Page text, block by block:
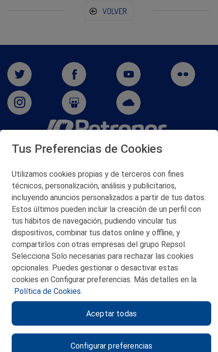
VOLVER
San Martín 5-Edificio Muñatones,
© 2026 Petronor S.A.
CONTACTO
MAPA WEB
POLITICA DE PRIVACIDAD
POLITICA DE COOKIES
CANAL DE ÉTICA
Tus Preferencias de Cookies
Utilizamos cookies propias y de terceros con fines
técnicos, personalización, análisis y publicitarios,
incluyendo anuncios personalizados a partir de tus datos.
Estos últimos pueden incluir la creación de un perfil con
tus hábitos de navegación, pudiendo vincular tus
dispositivos, combinar tus datos online y offline, y
compartirlos con otras empresas del grupo Repsol.
Selecciona Solo necesarias para rechazar las cookies
opcionales. Puedes gestionar o desactivar estas
cookies en Configurar preferencias. Más detalles en la
Política de Cookies.
Configurar preferencias
Aceptar todas